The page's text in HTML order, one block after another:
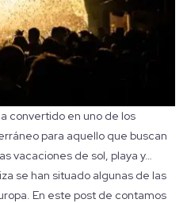
convertido en uno de los
para aquello que buscan
vacaciones de sol, playa y…
se han situado algunas de las
En este post de contamos